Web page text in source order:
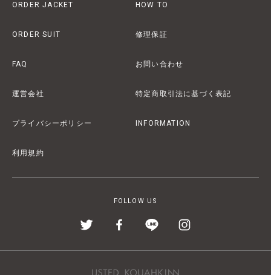
ORDER JACKET HOW TO
ORDER SUIT 修理保証
FAQ お問い合わせ
運営会社 特定商取引法に基づく表記
プライバシーポリシー INFORMATION
利用規約
FOLLOW US